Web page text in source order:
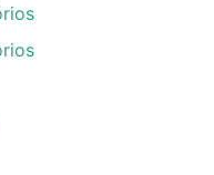
as parcelas
comprar um